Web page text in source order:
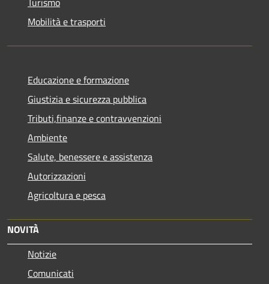
Mobilità e trasporti
Educazione e formazione
Giustizia e sicurezza pubblica
Tributi,finanze e contravvenzioni
Ambiente
Salute, benessere e assistenza
Autorizzazioni
Agricoltura e pesca
NOVITÀ
Notizie
Comunicati